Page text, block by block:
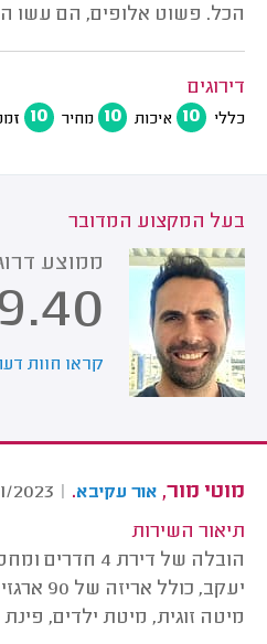
הכל. פשוט אלופים, הם עשו
דירוגים
כללי 10 איכות 10 מחיר 10
בעל המקצוע המדובר
ממוצע
קראו חוות
מוטי מור, אור עקיבא.
|
2023
תיאור השירות
הובלה של דירת 4
יעקב,
מיטה זוגית, מיטת ילדים, פינת